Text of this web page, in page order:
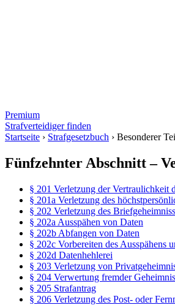
Premium
Strafverteidiger finden
Startseite › Strafgesetzbuch › Besonderer
Fünfzehnter Abschnitt –
§ 201 Verletzung der Vertraulichkeit
§ 201a Verletzung des
§ 202 Verletzung des
§ 202a Ausspähen von Daten
§ 202b Abfangen von Daten
§ 202c Vorbereiten des Ausspähens
§ 202d Datenhehlerei
§ 203 Verletzung von
§ 204 Verwertung fremder
§ 205 Strafantrag
§ 206 Verletzung des Post- oder